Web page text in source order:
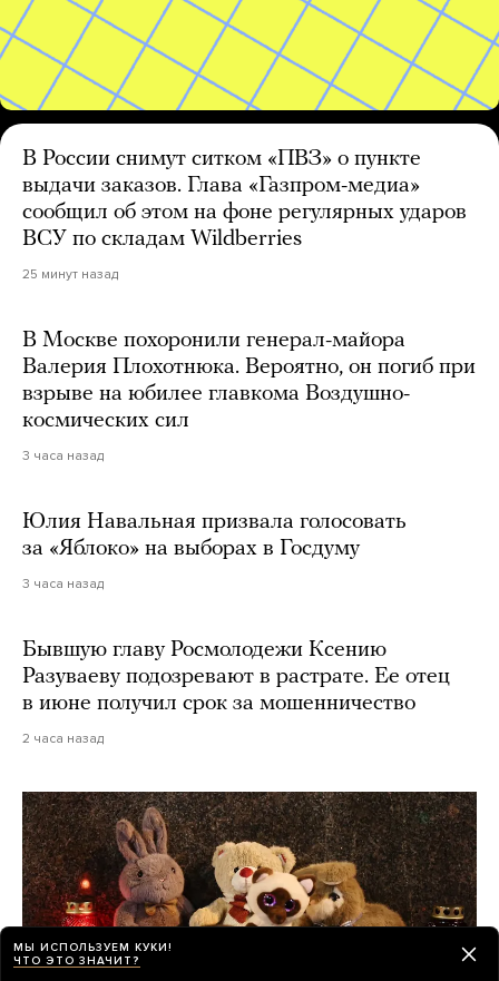
В России снимут ситком «ПВЗ» о пункте
выдачи заказов. Глава «Газпром-медиа»
сообщил об этом на фоне регулярных ударов
ВСУ по складам Wildberries
25 минут назад
В Москве похоронили генерал-майора
Валерия Плохотнюка. Вероятно, он погиб при
взрыве на юбилее главкома Воздушно-
космических сил
3 часа назад
Юлия Навальная призвала голосовать
за «Яблоко» на выборах в Госдуму
3 часа назад
Бывшую главу Росмолодежи Ксению
Разуваеву подозревают в растрате. Ее отец
в июне получил срок за мошенничество
2 часа назад
МЫ ИСПОЛЬЗУЕМ КУКИ!
ЧТО ЭТО ЗНАЧИТ?